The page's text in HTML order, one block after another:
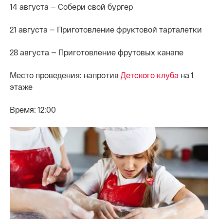
14 августа — Собери свой бургер
21 августа — Приготовление фруктовой тарталетки
28 августа — Приготовление фрутовых канапе
Место проведения: напротив Детского клуба на 1
этаже
Время: 12:00